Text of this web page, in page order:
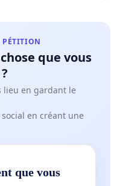
PÉTITION
que vous
lieu en gardant le
en créant une
que vous